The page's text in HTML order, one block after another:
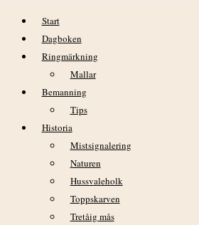
Hoppa till innehåll
Start
Dagboken
Ringmärkning
Mallar
Bemanning
Tips
Historia
Mistsignalering
Naturen
Hussvaleholk
Toppskarven
Tretåig mås
Fredag 12 juni
VÄDER
Fortsatt vackert väder med svaga
gryningen och resten av dagen. Ganska
02:00: Medelvind V 5 m/s, byvind 6 m/